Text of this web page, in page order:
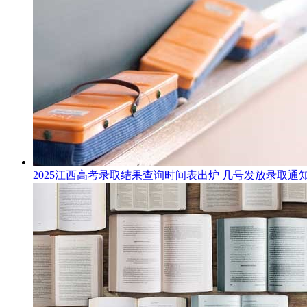
2025江西高考录取结果查询时间表出炉 几号发放录取通